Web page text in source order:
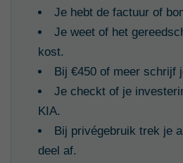
Je hebt de factuur of
Je weet of het
kost.
Bij €450 of meer schrijf
Je checkt of je
KIA.
Bij privégebruik trek je
deel af.